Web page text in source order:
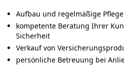
Aufbau und regelmäßige
kompetente Beratung Ihrer
Sicherheit
Verkauf von
persönliche Betreuung bei